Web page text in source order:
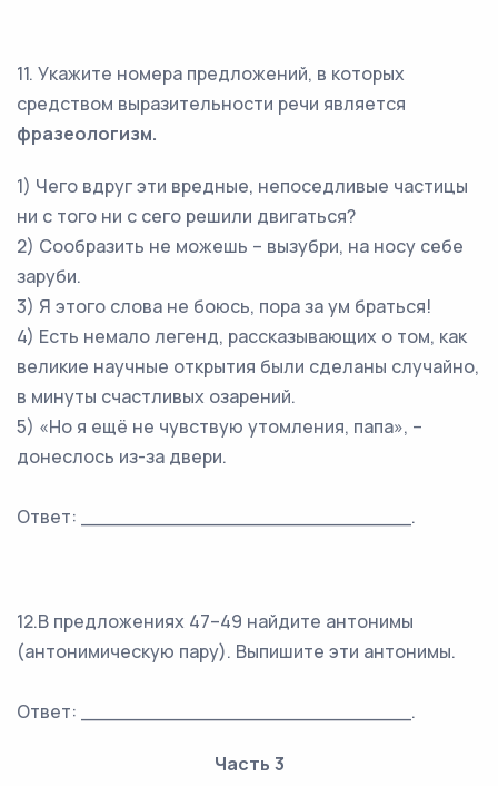
11. Укажите номера предложений, в которых
средством выразительности речи является
фразеологизм.
1) Чего вдруг эти вредные, непоседливые частицы
ни с того ни с сего решили двигаться?
2) Сообразить не можешь – вызубри, на носу себе
заруби.
3) Я этого слова не боюсь, пора за ум браться!
4) Есть немало легенд, рассказывающих о том, как
великие научные открытия были сделаны случайно,
в минуты счастливых озарений.
5) «Но я ещё не чувствую утомления, папа», –
донеслось из-за двери.
Ответ: ___________________________.
12.В предложениях 47–49 найдите антонимы
(антонимическую пару). Выпишите эти антонимы.
Ответ: ___________________________.
Часть 3